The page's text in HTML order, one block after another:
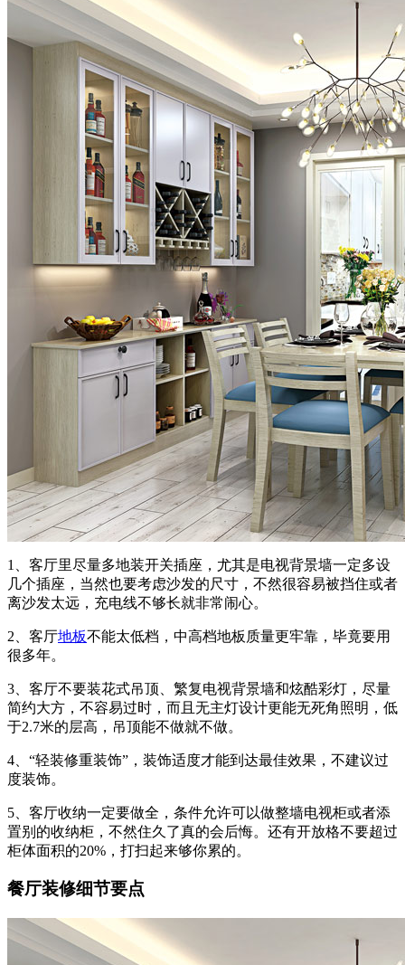
1、客厅里尽量多地装开关插座，尤其是电视背景墙一定多设
几个插座，当然也要考虑沙发的尺寸，不然很容易被挡住或者
离沙发太远，充电线不够长就非常闹心。
2、客厅地板不能太低档，中高档地板质量更牢靠，毕竟要用
很多年。
3、客厅不要装花式吊顶、繁复电视背景墙和炫酷彩灯，尽量
简约大方，不容易过时，而且无主灯设计更能无死角照明，低
于2.7米的层高，吊顶能不做就不做。
4、“轻装修重装饰”，装饰适度才能到达最佳效果，不建议过
度装饰。
5、客厅收纳一定要做全，条件允许可以做整墙电视柜或者添
置别的收纳柜，不然住久了真的会后悔。还有开放格不要超过
柜体面积的20%，打扫起来够你累的。
餐厅装修细节要点